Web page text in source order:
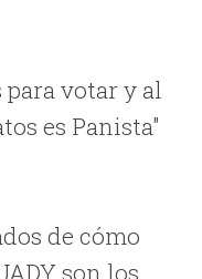
para votar y al
es Panista"
de cómo
son los